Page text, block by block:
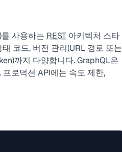
를 사용하는 REST 아키텍처 스타
코드, 버전 관리(URL 경로 또는
까지 다양합니다. GraphQL은
로덕션 API에는 속도 제한,